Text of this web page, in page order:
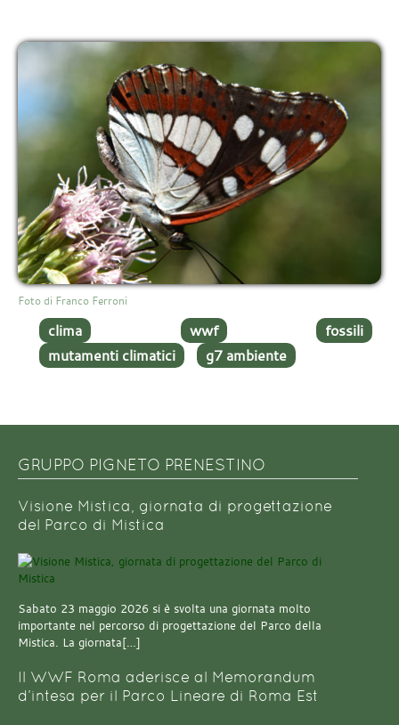
Foto di Franco Ferroni
clima wwf
fossili
mutamenti climatici
g7 ambiente
GRUPPO PIGNETO PRENESTINO
Visione Mistica, giornata di progettazione
del Parco di Mistica
Sabato 23 maggio 2026 si è svolta una giornata molto
importante nel percorso di progettazione del Parco della
Mistica. La giornata[…]
Il WWF Roma aderisce al Memorandum
d’intesa per il Parco Lineare di Roma Est